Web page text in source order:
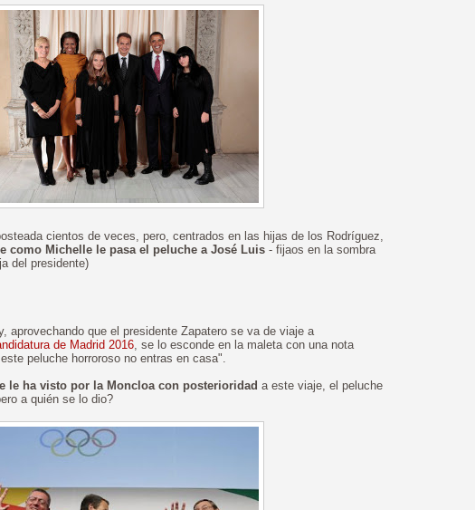
cientos de veces, pero, centrados en las hijas de los Rodríguez,
como Michelle le pasa el peluche a José Luis - fijaos en la sombra
del presidente)
aprovechando que el presidente Zapatero se va de viaje a
de Madrid 2016, se lo esconde en la maleta con una nota
peluche horroroso no entras en casa".
le ha visto por la Moncloa con posterioridad a este viaje, el peluche
a quién se lo dio?